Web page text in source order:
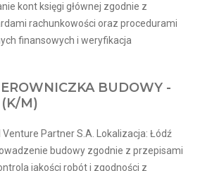
kont księgi głównej zgodnie z
rachunkowości oraz procedurami
finansowych i weryfikacja
BUDOWY -
(K/M)
Partner S.A. Lokalizacja: Łódź
budowy zgodnie z przepisami
jakości robót i zgodności z